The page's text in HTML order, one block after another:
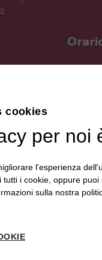
Le
dalle
sono
sui
cookies
per noi
l'esperienza
i cookie, oppure
sulla nostra